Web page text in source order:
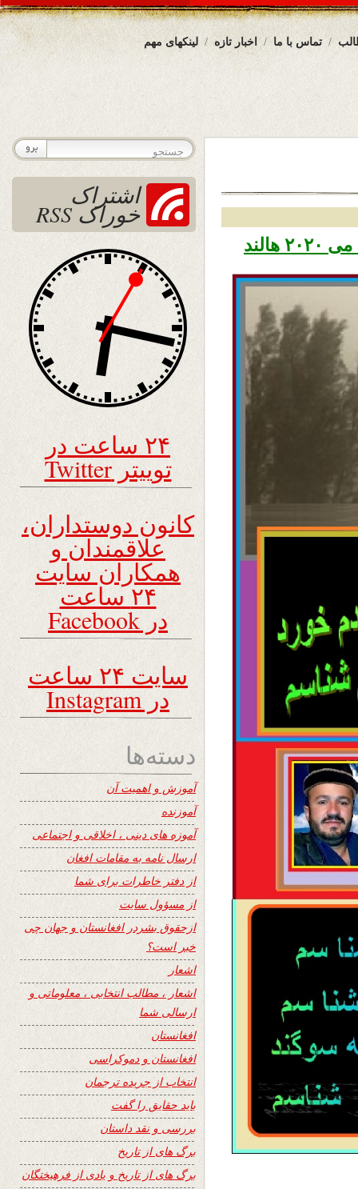
لینکهای مهم اخبار تازه تماس با ما
اشتراک
خوراک RSS
۲۴ ساعت در
توییتر Twitter
کانون دوستداران،
علاقمندان و
همکاران سایت
۲۴ ساعت
در Facebook
سایت ۲۴ ساعت
در Instagram
دسته‌ها
آموزش و اهمیت آن
آموزنده
آموزه های دینی ، اخلاقی و اجتماعی
ارسال نامه به مقامات افغان
از دفتر خاطرات برای شما
از مسؤول سایت
ازحقوق بشردر افغانستان و جهان چی
خبر است؟
اشعار
اشعار ، مطالب انتخابی ، معلوماتی و
ارسالی شما
افغانستان
افغانستان و دموکراسی
انتخاب از جریده ترجمان
باید حقایق را گفت
بررسی و نقد داستان
برگ های از تاریخ
برگ های از تاریخ و یادی از فرهیختگان